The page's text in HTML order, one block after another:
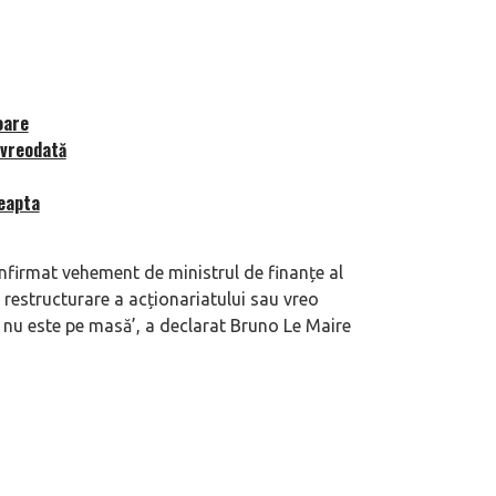
vehement de ministrul de finanțe al
restructurare a acționariatului sau vreo
este pe masă’, a declarat Bruno Le Maire
un apropo. Unul pertinent, de